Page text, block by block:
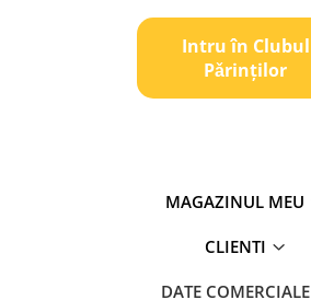
Intru în Clubul
Pǎrinților
MAGAZINUL MEU
CLIENTI
DATE COMERCIALE